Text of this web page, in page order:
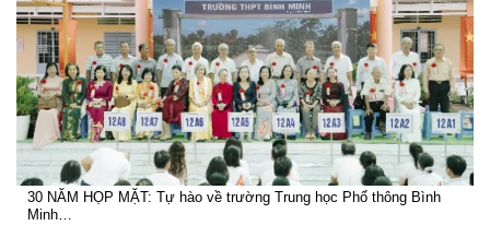
30 NĂM HỌP MẶT: Tự hào về trường Trung học Phổ thông Bình
Minh…